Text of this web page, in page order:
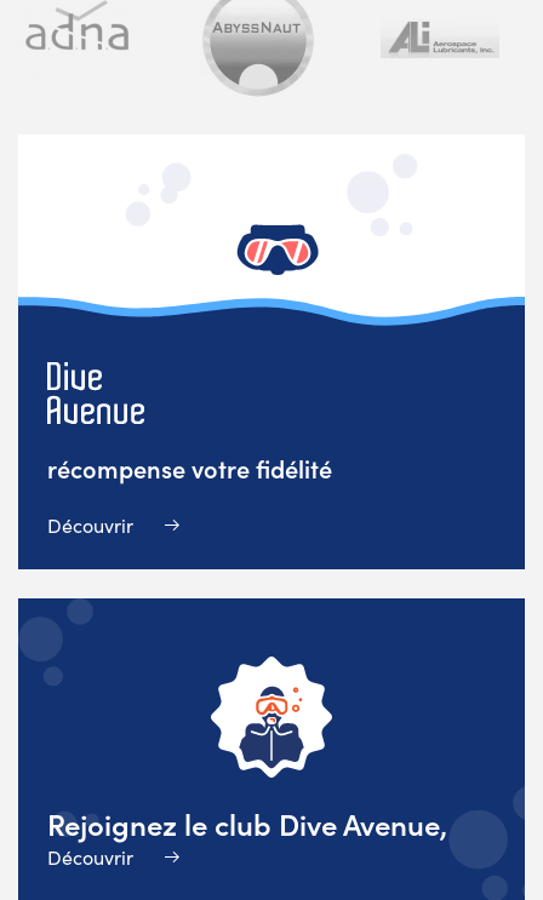
récompense votre fidélité
Découvrir
Rejoignez le club Dive Avenue,
Découvrir